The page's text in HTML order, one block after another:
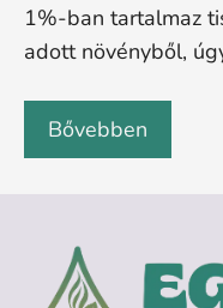
1%-ban tartalmaz
adott növényből,
Bővebben